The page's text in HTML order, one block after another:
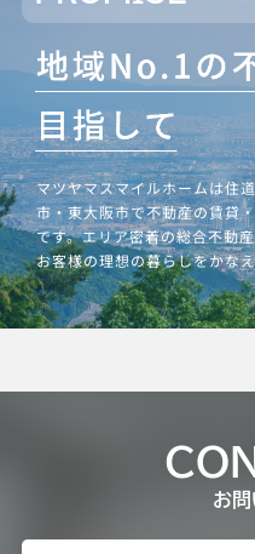
マツヤマスマイルホームは住
市・東大阪市で不動産の賃貸
です。エリア密着の総合不動
お客様の理想の暮らしをかな
お